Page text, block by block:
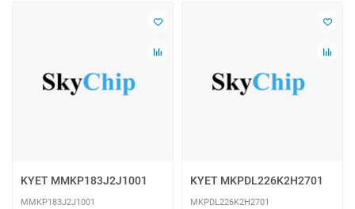
KYET MMKP183J2J1001
MMKP183J2J1001
KYET MKPDL226K2H2701
MKPDL226K2H2701